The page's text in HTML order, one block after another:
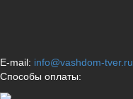
E-mail: info@vashdom-tver.ru
Способы оплаты: